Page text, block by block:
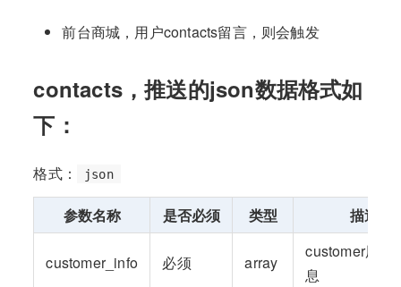
前台商城，用户contacts留言，则会触发
contacts，推送的json数据格式如
下：
格式： json
参数名称 是否必须 类型 描述
customer_info 必须 array
customer用户
息